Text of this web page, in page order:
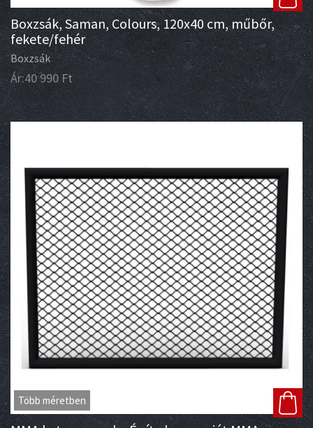
Boxzsák, Saman, Colours, 120x40 cm, műbőr,
fekete/fehér
Boxzsák
Ár:40 990 Ft
Több méretben